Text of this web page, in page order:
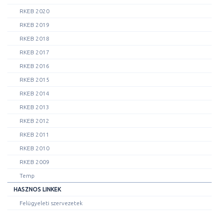
RKEB 2020
RKEB 2019
RKEB 2018
RKEB 2017
RKEB 2016
RKEB 2015
RKEB 2014
RKEB 2013
RKEB 2012
RKEB 2011
RKEB 2010
RKEB 2009
Temp
HASZNOS LINKEK
Felügyeleti szervezetek